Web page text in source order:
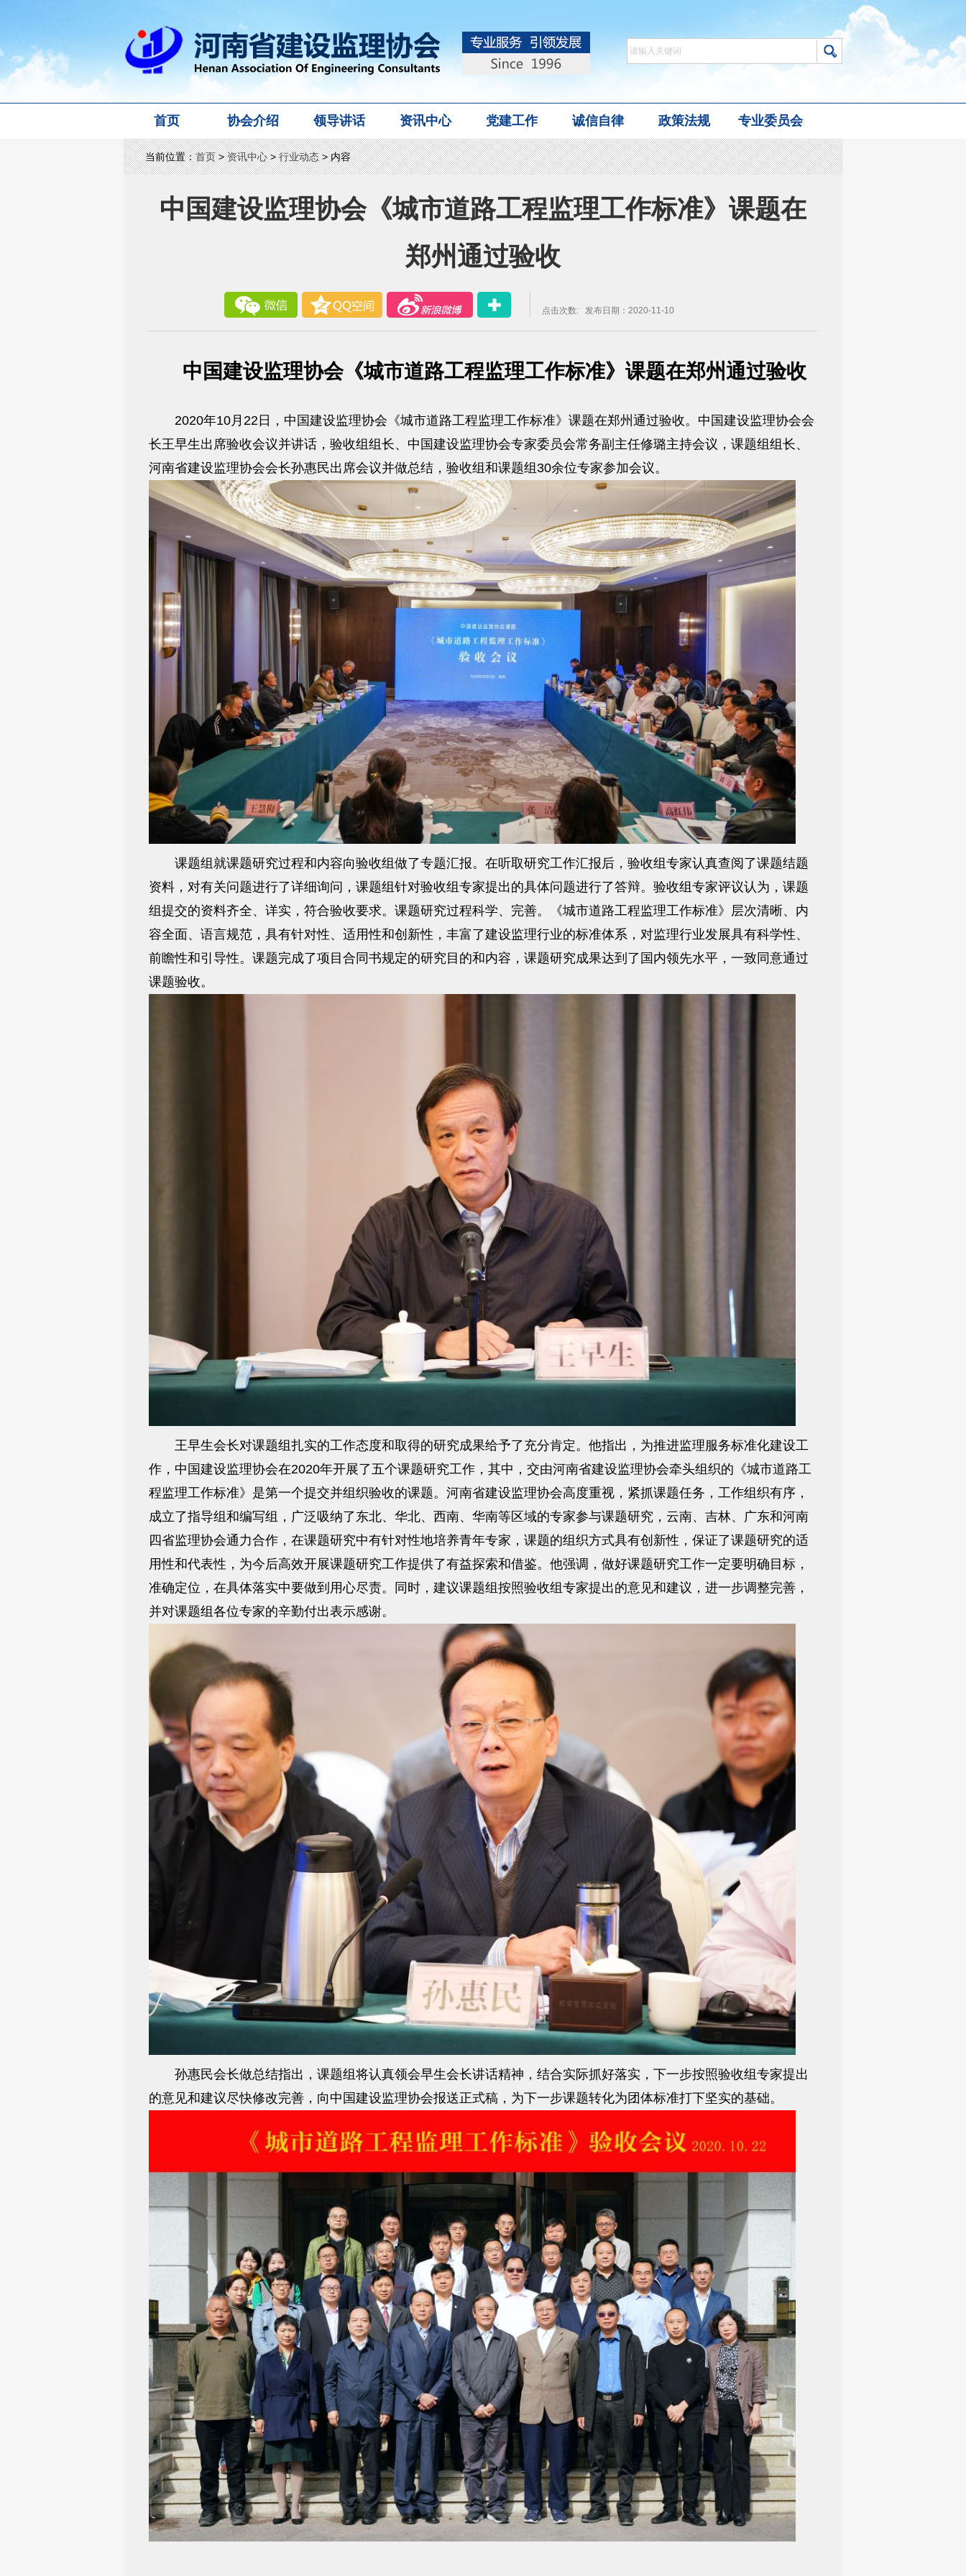
首页 协会介绍 领导讲话 资讯中心 党建工作 诚信自律 政策法规 专业委员会
当前位置：首页>资讯中心>行业动态> 内容
中国建设监理协会《城市道路工程监理工作标准》课题在
郑州通过验收
点击次数: 发布日期：2020-11-10
中国建设监理协会《城市道路工程监理工作标准》课题在郑州通过验收
2020年10月22日，中国建设监理协会《城市道路工程监理工作标准》课题在郑州通过验收。中国建设监理协会会
长王早生出席验收会议并讲话，验收组组长、中国建设监理协会专家委员会常务副主任修璐主持会议，课题组组长、
河南省建设监理协会会长孙惠民出席会议并做总结，验收组和课题组30余位专家参加会议。
课题组就课题研究过程和内容向验收组做了专题汇报。在听取研究工作汇报后，验收组专家认真查阅了课题结题
资料，对有关问题进行了详细询问，课题组针对验收组专家提出的具体问题进行了答辩。验收组专家评议认为，课题
组提交的资料齐全、详实，符合验收要求。课题研究过程科学、完善。《城市道路工程监理工作标准》层次清晰、内
容全面、语言规范，具有针对性、适用性和创新性，丰富了建设监理行业的标准体系，对监理行业发展具有科学性、
前瞻性和引导性。课题完成了项目合同书规定的研究目的和内容，课题研究成果达到了国内领先水平，一致同意通过
课题验收。
王早生会长对课题组扎实的工作态度和取得的研究成果给予了充分肯定。他指出，为推进监理服务标准化建设工
作，中国建设监理协会在2020年开展了五个课题研究工作，其中，交由河南省建设监理协会牵头组织的《城市道路工
程监理工作标准》是第一个提交并组织验收的课题。河南省建设监理协会高度重视，紧抓课题任务，工作组织有序，
成立了指导组和编写组，广泛吸纳了东北、华北、西南、华南等区域的专家参与课题研究，云南、吉林、广东和河南
四省监理协会通力合作，在课题研究中有针对性地培养青年专家，课题的组织方式具有创新性，保证了课题研究的适
用性和代表性，为今后高效开展课题研究工作提供了有益探索和借鉴。他强调，做好课题研究工作一定要明确目标，
准确定位，在具体落实中要做到用心尽责。同时，建议课题组按照验收组专家提出的意见和建议，进一步调整完善，
并对课题组各位专家的辛勤付出表示感谢。
孙惠民会长做总结指出，课题组将认真领会早生会长讲话精神，结合实际抓好落实，下一步按照验收组专家提出
的意见和建议尽快修改完善，向中国建设监理协会报送正式稿，为下一步课题转化为团体标准打下坚实的基础。